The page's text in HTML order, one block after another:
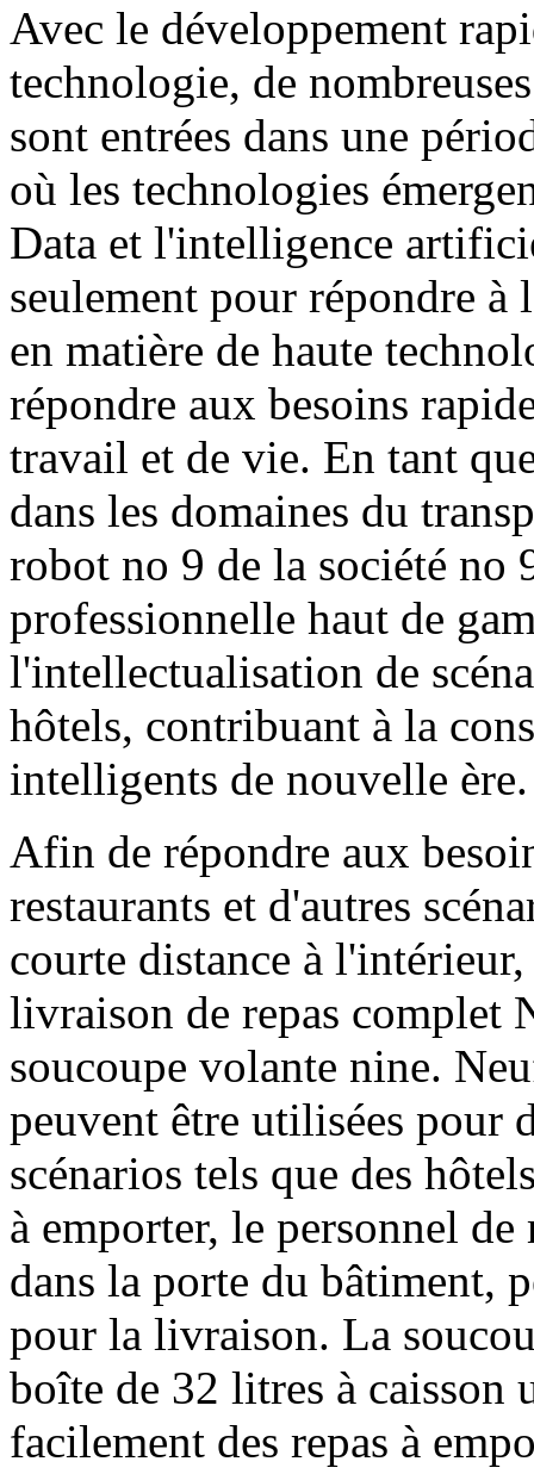
Avec le développement
technologie, de
sont entrées dans une
où les technologies
Data et l'intelligence
seulement pour répondre à
en matière de haute
répondre aux besoins
travail et de vie. En tant
dans les domaines du
robot no 9 de la société no
professionnelle haut de
l'intellectualisation de
hôtels, contribuant à la
intelligents de nouvelle ère.
Afin de répondre aux
restaurants et d'autres
courte distance à
livraison de repas complet
soucoupe volante nine.
peuvent être utilisées pour
scénarios tels que des
à emporter, le personnel de
dans la porte du bâtiment,
pour la livraison. La
boîte de 32 litres à caisson
facilement des repas à